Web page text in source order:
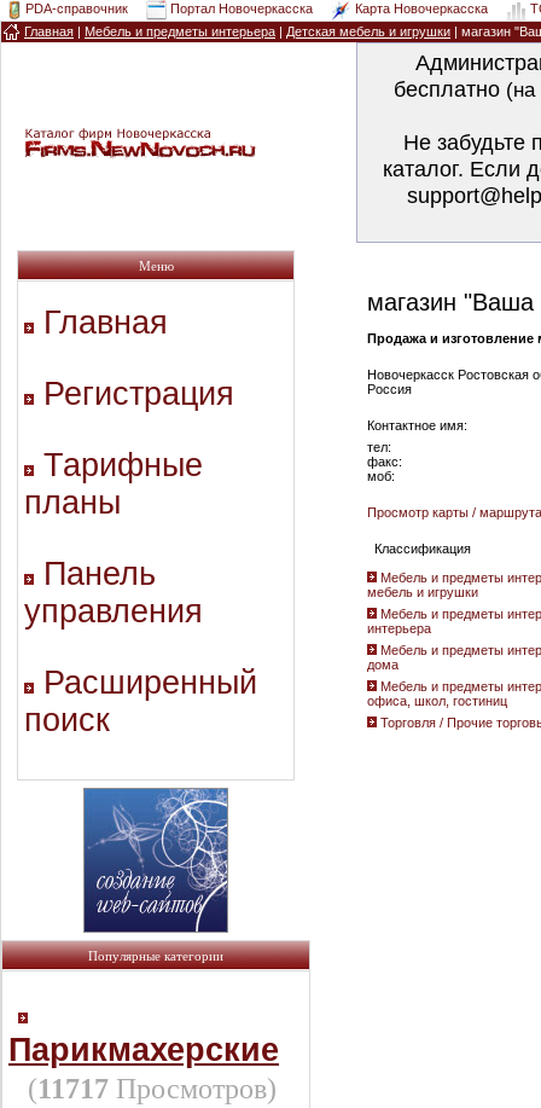
PDA-справочник Портал Новочеркасска Карта Новочеркасска
Главная | Мебель и предметы интерьера | Детская мебель и игрушки | магазин
бесплатно
Не забудьте
каталог. Если
Меню
Главная
Регистрация
Тарифные
планы
Панель
управления
Расширенный
поиск
Популярные категории
Парикмахерские
(11717 Просмотров)
магазин "Ваша
Продажа и изготовление
Новочеркасск Ростовская
Россия
Контактное имя:
тел:
факс:
моб:
Просмотр карты / маршрута
Классификация
Мебель и предметы
мебель и игрушки
Мебель и предметы
интерьера
Мебель и предметы
дома
Мебель и предметы
офиса, школ, гостиниц
Торговля / Прочие